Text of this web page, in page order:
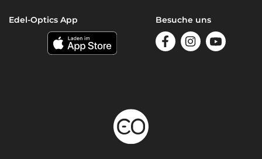
Edel-Optics App Besuche uns